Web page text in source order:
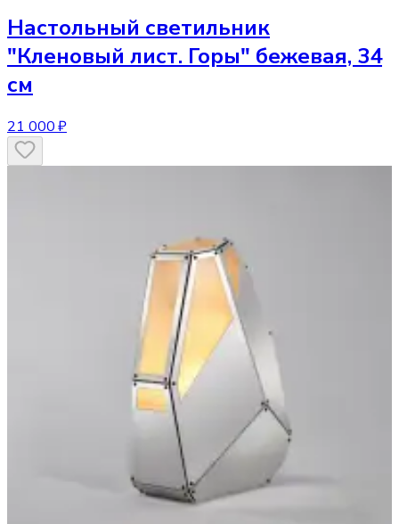
Настольный светильник
"Кленовый лист. Горы" бежевая, 34
см
21 000 ₽